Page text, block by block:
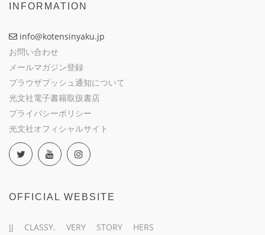
INFORMATION
info@kotensinyaku.jp
お問い合わせ
メールマガジン登録
ブラウザプッシュ通知について
光文社電子書籍取扱書店
プライバシーポリシー
光文社オフィシャルサイト
OFFICIAL WEBSITE
JJ CLASSY. VERY STORY
HERS